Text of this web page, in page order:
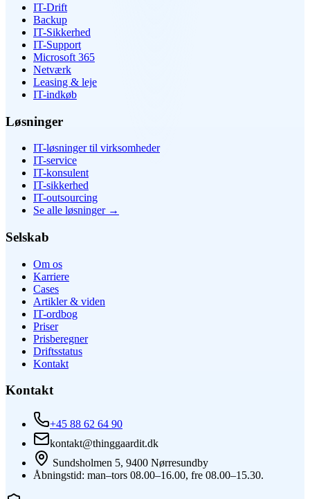
IT-Drift
Backup
IT-Sikkerhed
IT-Support
Microsoft 365
Netværk
Leasing & leje
IT-indkøb
Løsninger
IT-løsninger til virksomheder
IT-service
IT-konsulent
IT-sikkerhed
IT-outsourcing
Se alle løsninger→
Selskab
Om os
Karriere
Cases
Artikler & viden
IT-ordbog
Priser
Prisberegner
Driftsstatus
Kontakt
Kontakt
+45 88 62 64 90
kontakt@thinggaardit.dk
Sundsholmen 5, 9400 Nørresundby
Åbningstid: man–tors 08.00–16.00, fre 08.00–15.30.